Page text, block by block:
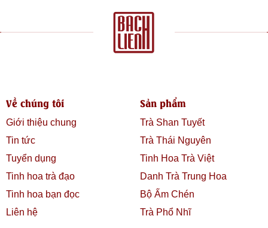
Về chúng tôi
Giới thiệu chung
Tin tức
Tuyển dụng
Tinh hoa trà đạo
Tinh hoa bạn đọc
Liên hệ
Sản phẩm
Trà Shan Tuyết
Trà Thái Nguyên
Tinh Hoa Trà Việt
Danh Trà Trung Hoa
Bộ Ấm Chén
Trà Phổ Nhĩ